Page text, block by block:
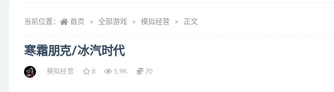
当前位置： 首页 全部游戏 模拟经营 正文
寒霜朋克/冰汽时代
模拟经营 8 5.9K 70